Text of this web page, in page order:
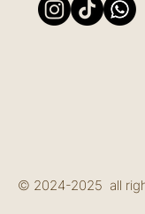
© 2024-2025 all